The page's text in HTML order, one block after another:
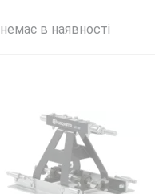
немає в наявності